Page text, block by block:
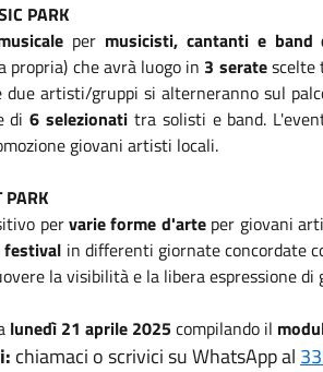
PARK
per musicisti, cantanti e
propria) che avrà luogo in 3 seratescelte
due artisti/gruppi si alterneranno sul
di6 selezionati tra solisti e band.
giovani artisti locali.
PARK
pervarie forme d'arteper giovani
in differenti giornate concordate
la visibilità e la libera espressione
lunedì 21 aprile 2025compilando il
chiamaci o scrivici su WhatsApp al